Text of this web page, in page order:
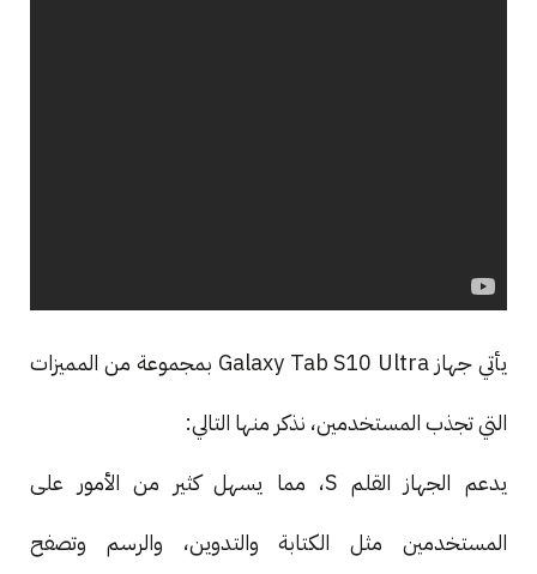
يأتي جهاز Galaxy Tab S10 Ultra بمجموعة من المميزات
التي تجذب المستخدمين، نذكر منها التالي:
يدعم الجهاز القلم S، مما يسهل كثير من الأمور على
المستخدمين مثل الكتابة والتدوين، والرسم وتصفح